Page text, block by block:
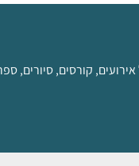
קורסים, סיורים,